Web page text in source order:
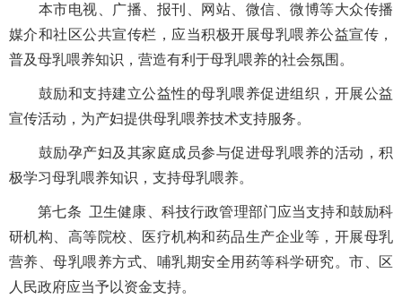
本市电视、广播、报刊、网站、微信、微博等大众传播
媒介和社区公共宣传栏，应当积极开展母乳喂养公益宣传，
普及母乳喂养知识，营造有利于母乳喂养的社会氛围。
鼓励和支持建立公益性的母乳喂养促进组织，开展公益
宣传活动，为产妇提供母乳喂养技术支持服务。
鼓励孕产妇及其家庭成员参与促进母乳喂养的活动，积
极学习母乳喂养知识，支持母乳喂养。
第七条 卫生健康、科技行政管理部门应当支持和鼓励科
研机构、高等院校、医疗机构和药品生产企业等，开展母乳
营养、母乳喂养方式、哺乳期安全用药等科学研究。市、区
人民政府应当予以资金支持。